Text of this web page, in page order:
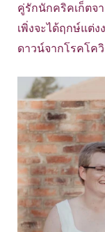
คู่รักนักคริคเก็ตจ
เพิ่งจะได้ฤกษ์แต่ง
ดาวน์จากโรคโค